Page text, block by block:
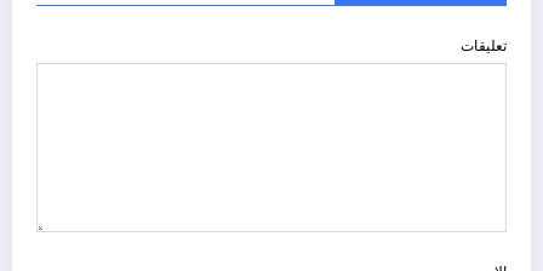
تعليقات